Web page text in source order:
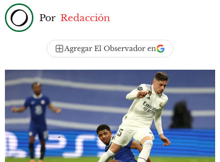
Por Redacción
Agregar El Observador en